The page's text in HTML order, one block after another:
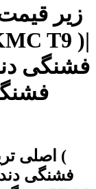
زیر
فشنگی